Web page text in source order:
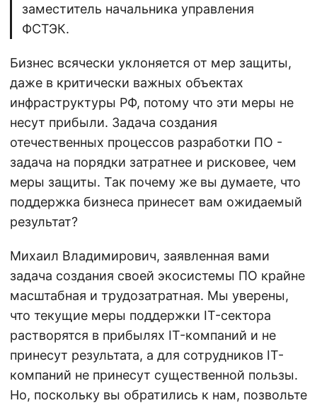
заместитель начальника управления
ФСТЭК.
Бизнес всячески уклоняется от мер защиты,
даже в критически важных объектах
инфраструктуры РФ, потому что эти меры не
несут прибыли. Задача создания
отечественных процессов разработки ПО -
задача на порядки затратнее и рисковее, чем
меры защиты. Так почему же вы думаете, что
поддержка бизнеса принесет вам ожидаемый
результат?
Михаил Владимирович, заявленная вами
задача создания своей экосистемы ПО крайне
масштабная и трудозатратная. Мы уверены,
что текущие меры поддержки IT-сектора
растворятся в прибылях IT-компаний и не
принесут результата, а для сотрудников IT-
компаний не принесут существенной пользы.
Но, поскольку вы обратились к нам, позвольте